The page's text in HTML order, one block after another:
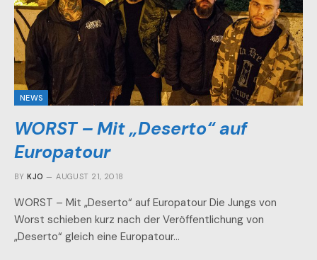
NEWS
WORST – Mit „Deserto“ auf
Europatour
BY KJO AUGUST 21, 2018
WORST – Mit „Deserto“ auf Europatour Die Jungs von
Worst schieben kurz nach der Veröffentlichung von
„Deserto“ gleich eine Europatour…